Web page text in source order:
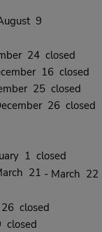
9
24 closed
16 closed
25 closed
26 closed
1 closed
21 - March 22
closed